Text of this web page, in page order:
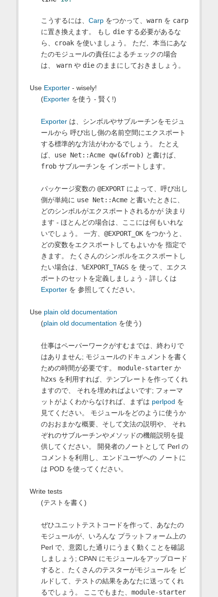
こうするには、 Carpをつかって、 warnを carp
に置き換えます。 もし dieする必要があるな
ら、 croakを使いましょう。 ただ、本当にあな
たのモジュールの責任によるチェックの場合
は、 warnや dieのままにしておきましょう。
Use Exporter- wisely!
(Exporterを使う - 賢く!)
Exporterは、シンボルやサブルーチンをモジュ
ールから 呼び出し側の名前空間にエクスポート
する標準的な方法がわかるでしょう。 たとえ
ば、 use Net::Acme qw(&frob) と書けば、
frobサブルーチンを インポートします。
パッケージ変数の @EXPORTによって、呼び出し
側が単純に use Net::Acmeと書いたときに、
どのシンボルがエクスポートされるかが 決まり
ます - ほとんどの場合は、ここには何もいれな
いでしょう。 一方、 @EXPORT_OKをつかうと、
どの変数をエクスポートしてもよいかを 指定で
きます。 たくさんのシンボルをエクスポートし
たい場合は、 %EXPORT_TAGSを 使って、エクス
ポートのセットを定義しましょう - 詳しくは
Exporterを 参照してください。
Use plain old documentation
(plain old documentation を使う)
仕事はペーパーワークがすむまでは、終わりで
はありません; モジュールのドキュメントを書く
ための時間が必要です。 module-starterか
h2xs を利用すれば、テンプレートを作ってくれ
ますので、 それを埋めればよいです; フォーマ
ットがよくわからなければ、まずは perlpod を
見てください。 モジュールをどのように使うか
のおおまかな概要、そして文法の説明や、 それ
ぞれのサブルーチンやメソッドの機能説明を提
供してください。 開発者のノートとして Perl の
コメントを利用し、エンドユーザへの ノートに
は POD を使ってください。
Write tests
(テストを書く)
ぜひユニットテストコードを作って、あなたの
モジュールが、いろんな プラットフォーム上の
Perl で、意図した通りにうまく動くことを確認
しましょう; CPAN にモジュールをアップロード
すると、たくさんのテスターがモジュールを ビ
ルドして、テストの結果をあなたに送ってくれ
るでしょう。 ここでもまた、 module-starter